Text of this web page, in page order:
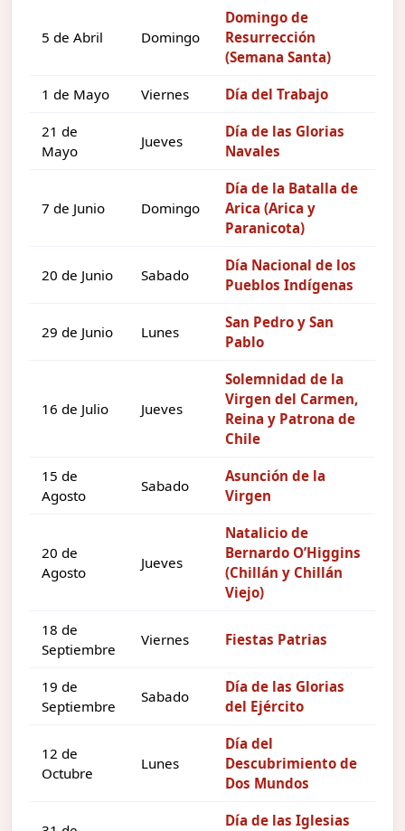
5 de Abril Domingo
Domingo de
Resurrección
(Semana Santa)
1 de Mayo Viernes Día del Trabajo
21 de
Mayo
Jueves
Día de las Glorias
Navales
7 de Junio Domingo
Día de la Batalla de
Arica (Arica y
Paranicota)
20 de Junio Sabado
Día Nacional de los
Pueblos Indígenas
29 de Junio Lunes
San Pedro y San
Pablo
16 de Julio Jueves
Solemnidad de la
Virgen del Carmen,
Reina y Patrona de
Chile
15 de
Agosto
Sabado
Asunción de la
Virgen
20 de
Agosto
Jueves
Natalicio de
Bernardo O’Higgins
(Chillán y Chillán
Viejo)
18 de
Septiembre
Viernes Fiestas Patrias
19 de
Septiembre
Sabado
Día de las Glorias
del Ejército
12 de
Octubre
Lunes
Día del
Descubrimiento de
Dos Mundos
Día de las Iglesias